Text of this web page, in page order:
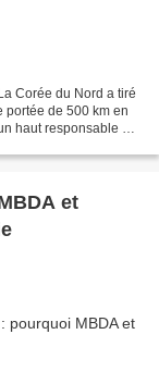
Corée du Nord a tiré
portée de 500 km en
haut responsable du
et